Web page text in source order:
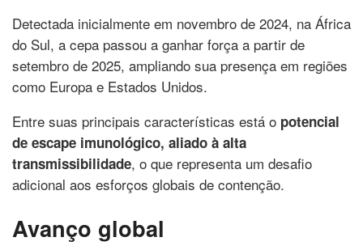
Detectada inicialmente em novembro de 2024, na África
do Sul, a cepa passou a ganhar força a partir de
setembro de 2025, ampliando sua presença em regiões
como Europa e Estados Unidos.
Entre suas principais características está o potencial
de escape imunológico, aliado à alta
transmissibilidade, o que representa um desafio
adicional aos esforços globais de contenção.
Avanço global